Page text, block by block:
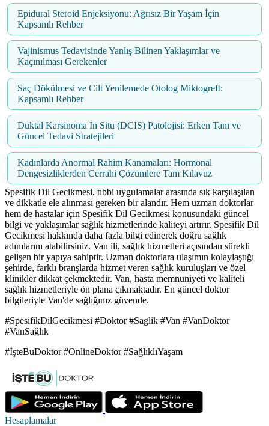
Epidural Steroid Enjeksiyonu: Ağrısız Bir Yaşam İçin
Kapsamlı Rehber
Vajinismus Tedavisinde Yanlış Bilinen Yaklaşımlar ve
Kaçınılması Gerekenler
Saç Dökülmesi ve Cilt Yenilemede Otolog Miktogreft:
Kapsamlı Rehber
Duktal Karsinoma İn Situ (DCIS) Patolojisi: Erken Tanı ve
Güncel Tedavi Stratejileri
Kadınlarda Anormal Rahim Kanamaları: Hormonal
Dengesizliklerden Cerrahi Çözümlere Tam Kılavuz
Spesifik Dil Gecikmesi, tıbbi uygulamalar arasında sık karşılaşılan
ve dikkatle ele alınması gereken bir alandır. Hem uzman doktorlar
hem de hastalar için Spesifik Dil Gecikmesi konusundaki güncel
bilgi ve yaklaşımlar sağlık hizmetlerinde kaliteyi artırır. Spesifik Dil
Gecikmesi hakkında daha fazla bilgi edinerek doğru sağlık
adımlarını atabilirsiniz. Van ili, sağlık hizmetleri açısından sürekli
gelişen bir yapıya sahiptir. Uzman doktorlara ulaşımın kolaylaştığı
şehirde, farklı branşlarda hizmet veren sağlık kuruluşları ve özel
klinikler dikkat çekmektedir. Van, hasta memnuniyeti ve kaliteli
sağlık hizmetleriyle ön plana çıkmaktadır. En güncel doktor
bilgileriyle Van'de sağlığınız güvende.
#SpesifikDilGecikmesi #Doktor #Saglik #Van #VanDoktor
#VanSağlık
#İşteBuDoktor #OnlineDoktor #SağlıklıYaşam
Hesaplamalar